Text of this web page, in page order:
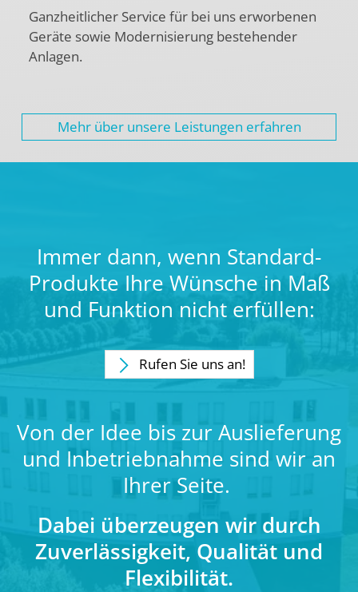
Ganzheitlicher Service für bei uns erworbenen
Geräte sowie Modernisierung bestehender
Anlagen.
Mehr über unsere Leistungen erfahren
Immer dann, wenn Standard-
Produkte Ihre Wünsche in Maß
und Funktion nicht erfüllen:
Rufen Sie uns an!
Von der Idee bis zur Auslieferung
und Inbetriebnahme sind wir an
Ihrer Seite.
Dabei überzeugen wir durch
Zuverlässigkeit, Qualität und
Flexibilität.